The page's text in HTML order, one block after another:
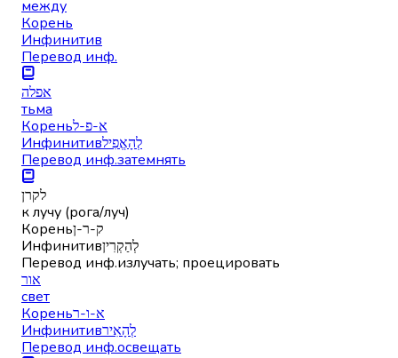
между
Корень
Инфинитив
Перевод инф.
אפלה
тьма
Кореньא-פ-ל
Инфинитивלְהָאֱפִיל
Перевод инф.затемнять
לקרן
к лучу (рога/луч)
Кореньק-ר-ן
Инфинитивלְהַקְרִין
Перевод инф.излучать; проецировать
אור
свет
Кореньא-ו-ר
Инфинитивלְהָאִיר
Перевод инф.освещать